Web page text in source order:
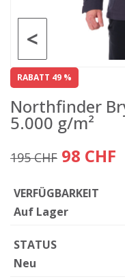
<
RABATT 49 %
Northfinder
5.000 g/m²
195 CHF 98 CHF
VERFÜGBARKEIT
Auf Lager
STATUS
Neu